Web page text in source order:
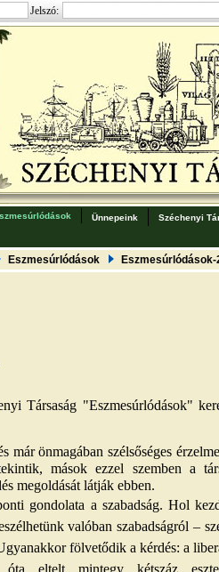
Jelszó:
Ünnepeink
Széchenyi
Eszmesúrlódások Eszmesúrlódások-
Társaság "Eszmesúrlódások"
önmagában szélsőséges
mások ezzel szemben a
megoldását látják ebben.
a szabadság. Hol
valóban szabadságról –
fölvetődik a kérdés: a
óta eltelt mintegy kétszáz